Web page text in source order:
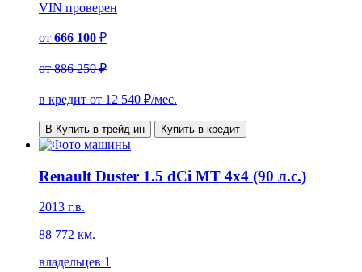
VIN проверен
от 666 100 ₽
от886 250 ₽
в кредит от 12 540 ₽/мес.
В Купить в трейд ин Купить в кредит
Renault Duster 1.5 dCi MT 4x4 (90 л.с.)
2013 г.в.
88 772 км.
владельцев 1